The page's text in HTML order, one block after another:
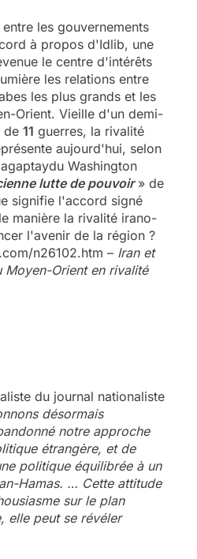
les gouvernements
à propos d'Idlib, une
le centre d'intérêts
les relations entre
les plus grands et les
Orient. Vieille d'un demi-
de 11 guerres, la rivalité
aujourd'hui, selon
Washington
lutte de pouvoir» de
signifie l'accord signé
manière la rivalité irano-
l'avenir de la région ?
n26102.htm – Iran et
Moyen-Orient en rivalité
du journal nationaliste
désormais
notre approche
étrangère, et de
politique équilibrée à un
Hamas. … Cette attitude
sur le plan
elle peut se révéler